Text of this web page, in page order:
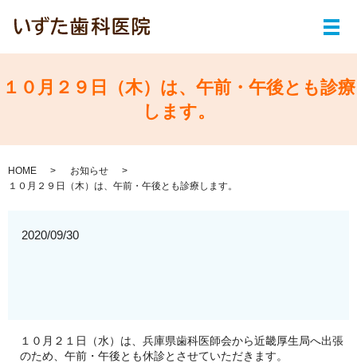
メ
１０月２９日（木）は、午前・午後とも診療
します。
HOME
お知らせ
１０月２９日（木）は、午前・午後とも診療します。
2020/09/30
１０月２１日（水）は、兵庫県歯科医師会から近畿厚生局へ出張
のため、午前・午後とも休診とさせていただきます。